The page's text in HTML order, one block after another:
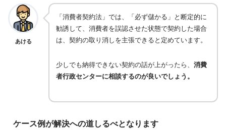
あける
「消費者契約法」では、「必ず儲かる」と断定的に
勧誘して、消費者を誤認させた状態で契約した場合
は、契約の取り消しを主張できると定めています。
少しでも納得できない契約の話が上がったら、 消費
者行政センターに相談するのが良いでしょう。
ケース例が解決への道しるべとなります